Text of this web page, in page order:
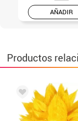
AÑADIR
Productos